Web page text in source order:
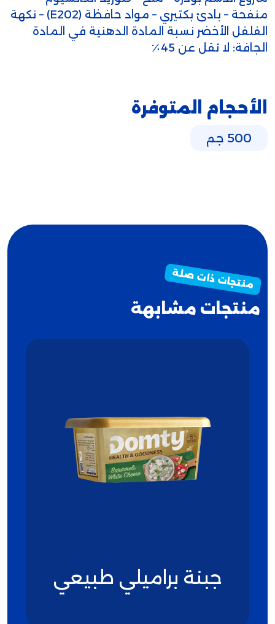
منفحة – بادئ بكتيري – مواد حافظة (E202) – نكهة
الفلفل الأخضر نسبة المادة الدهنية في المادة
الجافة: لا تقل عن 45٪
الأحجام المتوفرة
500 جم
منتجات مشابهة
جبنة براميلي طبيعي